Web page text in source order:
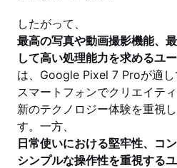
したがって、
最高の写真や動画撮影機能、
して高い処理能力を求めるユ
は、Google Pixel 7 Proが適し
スマートフォンでクリエイテ
新のテクノロジー体験を重視
す。一方、
日常使いにおける堅牢性、コ
シンプルな操作性を重視する